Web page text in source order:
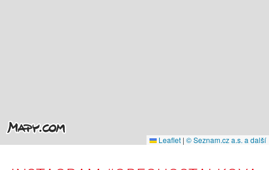
Leaflet | © Seznam.cz a.s. a další